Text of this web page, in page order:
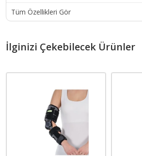
Tüm Özellikleri Gör
İlginizi Çekebilecek Ürünler